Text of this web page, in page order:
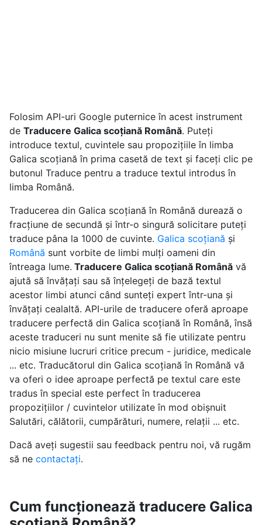
Folosim API-uri Google puternice în acest instrument
de Traducere Galica scoțiană Română. Puteți
introduce textul, cuvintele sau propozițiile în limba
Galica scoțiană în prima casetă de text și faceți clic pe
butonul Traduce pentru a traduce textul introdus în
limba Română.
Traducerea din Galica scoțiană în Română durează o
fracțiune de secundă și într-o singură solicitare puteți
traduce pâna la 1000 de cuvinte. Galica scoțiană și
Română sunt vorbite de limbi mulți oameni din
întreaga lume. Traducere Galica scoțiană Românăvă
ajută să învățați sau să înțelegeți de bază textul
acestor limbi atunci când sunteți expert într-una și
învățați cealaltă. API-urile de traducere oferă aproape
traducere perfectă din Galica scoțiană în Română, însă
aceste traduceri nu sunt menite să fie utilizate pentru
nicio misiune lucruri critice precum - juridice, medicale
... etc. Traducătorul din Galica scoțiană în Română vă
va oferi o idee aproape perfectă pe textul care este
tradus în special este perfect în traducerea
propozițiilor / cuvintelor utilizate în mod obișnuit
Salutări, călătorii, cumpărături, numere, relații ... etc.
Dacă aveți sugestii sau feedback pentru noi, vă rugăm
să ne contactați.
Cum funcționează traducere Galica